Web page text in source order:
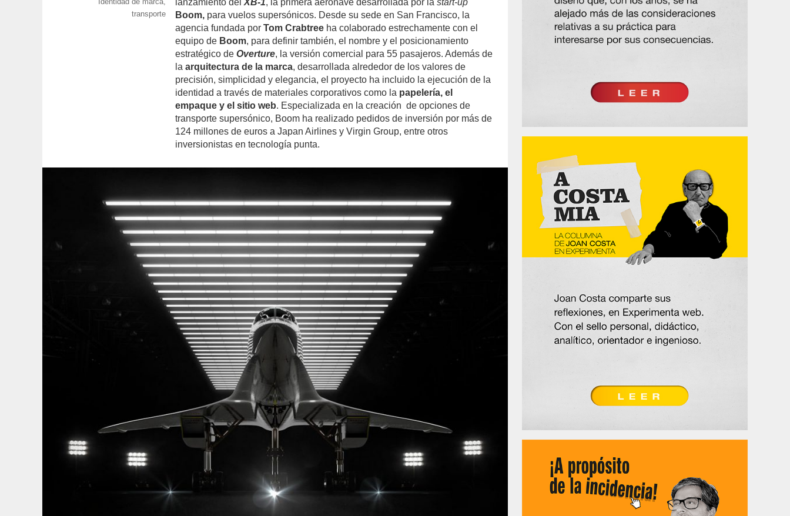
lanzamiento delXB-1, la primera aeronave desarrollada por lastart-up
Boom, para vuelos supersónicos. Desde su sede en San Francisco, la
agencia fundada porTom Crabtree ha colaborado estrechamente con el
equipo de Boom, para definir también, el nombre y el posicionamiento
estratégico de Overture, la versión comercial para 55 pasajeros. Además de
la arquitectura de la marca, desarrollada alrededor de los valores de
precisión, simplicidad y elegancia, el proyecto ha incluido la ejecución de la
identidad a través de materiales corporativos como la papelería, el
empaque y el sitio web. Especializada en la creación de opciones de
transporte supersónico, Boom ha realizado pedidos de inversión por más de
124 millones de euros a Japan Airlines y Virgin Group, entre otros
inversionistas en tecnología punta.
transporte